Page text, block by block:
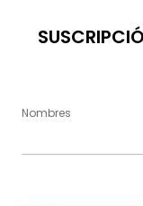
Nombres